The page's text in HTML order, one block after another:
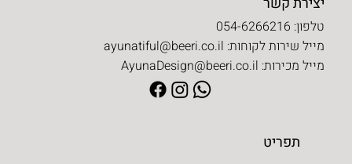
תפריט
טלפון: 054-6266216
מייל שירות לקוחות: ayunatiful@beeri.co.il
מייל מכירות: AyunaDesign@beeri.co.il